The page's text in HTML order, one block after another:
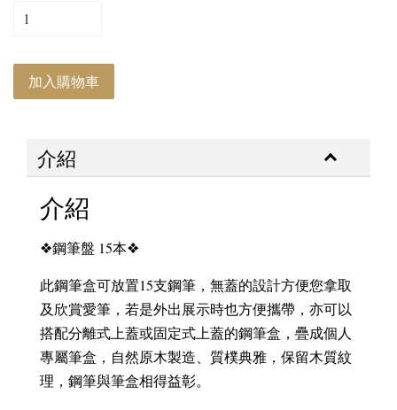
加入購物車
介紹
介紹
❖鋼筆盤 15本❖
此鋼筆盒可放置15支鋼筆，無蓋的設計方便您拿取
及欣賞愛筆，若是外出展示時也方便攜帶，亦可以
搭配分離式上蓋或固定式上蓋的鋼筆盒，疊成個人
專屬筆盒，自然原木製造、質樸典雅，保留木質紋
理，鋼筆與筆盒相得益彰。